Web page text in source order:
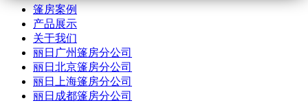
篷房案例
产品展示
关于我们
丽日广州篷房分公司
丽日北京篷房分公司
丽日上海篷房分公司
丽日成都篷房分公司